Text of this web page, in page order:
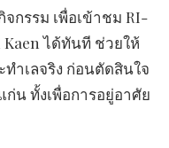
กรรม เพื่อเข้าชม RI-
Kaen ได้ทันที ช่วยให้
ทำเลจริง ก่อนตัดสินใจ
น ทั้งเพื่อการอยู่อาศัย